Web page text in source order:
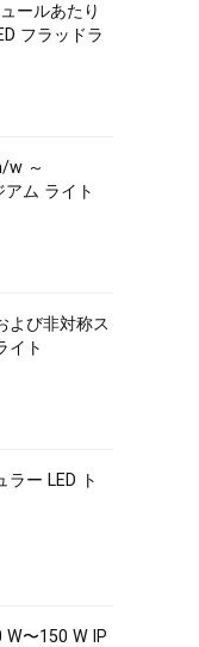
ールあたり
フラッドラ
w ～
ム ライト
よび非対称ス
イト
ー LED ト
W〜150 W IP